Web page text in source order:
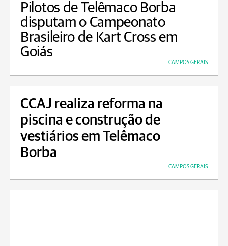
Pilotos de Telêmaco Borba
disputam o Campeonato
Brasileiro de Kart Cross em
Goiás
CAMPOS GERAIS
CCAJ realiza reforma na
piscina e construção de
vestiários em Telêmaco
Borba
CAMPOS GERAIS